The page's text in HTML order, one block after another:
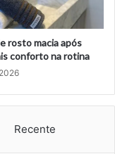
rosto macia após
conforto na rotina
Recente